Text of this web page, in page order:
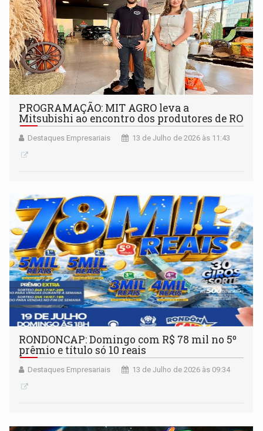
PROGRAMAÇÃO: MIT AGRO leva a
Mitsubishi ao encontro dos produtores de RO
Destaques Empresariais 13 de Julho de 2026 às 11:43
RONDONCAP: Domingo com R$ 78 mil no 5º
prêmio e título só 10 reais
Destaques Empresariais 13 de Julho de 2026 às 09:34